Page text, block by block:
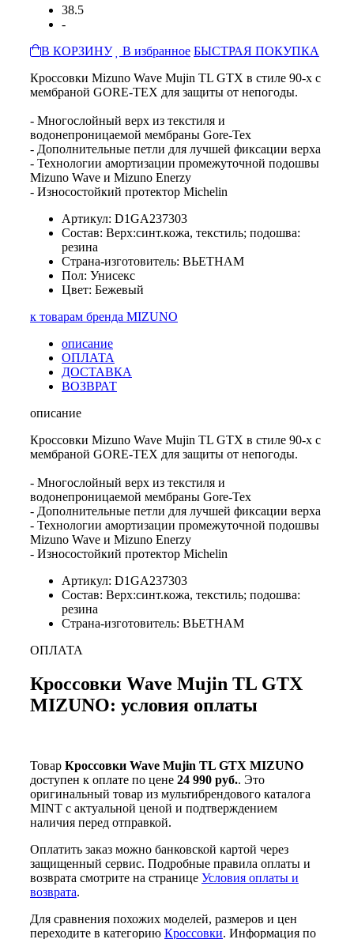
38.5
-
В КОРЗИНУ
В избранное БЫСТРАЯ ПОКУПКА
Кроссовки Mizuno Wave Mujin TL GTX в стиле 90-х с
мембраной GORE-TEX для защиты от непогоды.
- Многослойный верх из текстиля и
водонепроницаемой мембраны Gore-Tex
- Дополнительные петли для лучшей фиксации верха
- Технологии амортизации промежуточной подошвы
Mizuno Wave и Mizuno Enerzy
- Износостойкий протектор Michelin
Артикул: D1GA237303
Состав: Верх:синт.кожа, текстиль; подошва:
резина
Страна-изготовитель: ВЬЕТНАМ
Пол: Унисекс
Цвет: Бежевый
к товарам бренда MIZUNO
описание
ОПЛАТА
ДОСТАВКА
ВОЗВРАТ
описание
Кроссовки Mizuno Wave Mujin TL GTX в стиле 90-х с
мембраной GORE-TEX для защиты от непогоды.
- Многослойный верх из текстиля и
водонепроницаемой мембраны Gore-Tex
- Дополнительные петли для лучшей фиксации верха
- Технологии амортизации промежуточной подошвы
Mizuno Wave и Mizuno Enerzy
- Износостойкий протектор Michelin
Артикул: D1GA237303
Состав: Верх:синт.кожа, текстиль; подошва:
резина
Страна-изготовитель: ВЬЕТНАМ
ОПЛАТА
Кроссовки Wave Mujin TL GTX
MIZUNO: условия оплаты
Товар Кроссовки Wave Mujin TL GTX MIZUNO
доступен к оплате по цене 24 990 руб.. Это
оригинальный товар из мультибрендового каталога
MINT с актуальной ценой и подтверждением
наличия перед отправкой.
Оплатить заказ можно банковской картой через
защищенный сервис. Подробные правила оплаты и
возврата смотрите на странице Условия оплаты и
возврата.
Для сравнения похожих моделей, размеров и цен
переходите в категорию Кроссовки. Информация по